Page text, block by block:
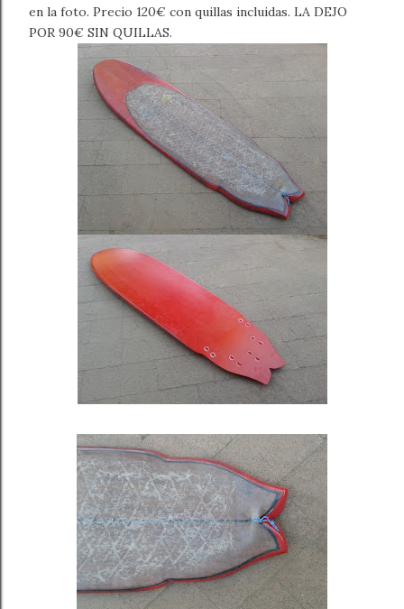
en la foto. Precio 120€ con quillas incluidas. LA DEJO
POR 90€ SIN QUILLAS.